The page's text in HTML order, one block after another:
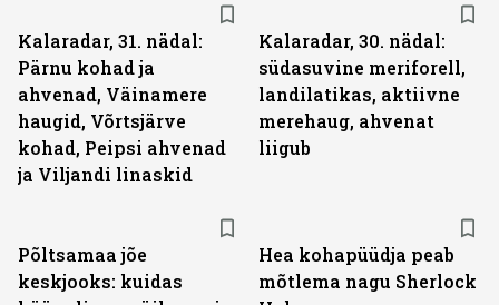
Kalaradar, 31. nädal:
Pärnu kohad ja
ahvenad, Väinamere
haugid, Võrtsjärve
kohad, Peipsi ahvenad
ja Viljandi linaskid
Kalaradar, 30. nädal:
südasuvine meriforell,
landilatikas, aktiivne
merehaug, ahvenat
liigub
Põltsamaa jõe
keskjooks: kuidas
Hea kohapüüdja peab
mõtlema nagu Sherlock